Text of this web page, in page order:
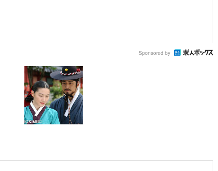
Sponsored by